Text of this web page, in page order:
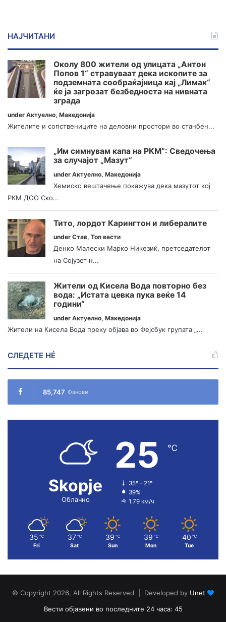
НАЈЧИТАНИ
Околу 800 жители од улицата „Антон
Попов 1“ стравуваат дека ископите за
подземната сообраќајница кај „Лимак“
ќе ја загрозат безбедноста на нивната
зграда
under Актуелно, Македонија
Жителите и сопствениците на деловни простори во станбен...
„Им симнувам капа на РКМ“: Сведочења
за случајот „Мазут“
under Актуелно, Македонија
Хемиско вештачење покажува дека мазутот кој
РКМ ДОО Ско...
Тито, лордот Карингтон и либералите
under Став, Топ вести
Денко Малески Марко Никезиќ, претседателот
на Сојузот н...
Жители од Кисела Вода повторно без
вода: „Истата цевка пука веќе 14
години“
under Актуелно, Македонија
Жители на Кисела Вода преку објава во Фејсбук групата „...
СЛЕДЕТЕ НÉ
85,747 Фанови
Skopje
Облачно
25 ℃
35º - 21º
39%
1.79 км/ч
35 ℃
Fri
37 ℃
Sat
39 ℃
Sun
39 ℃
Mon
40 ℃
Tue
© Copyright 2026, All Rights Reserved | Developed by Unet
Вести објавени во последните 24 часа: 45